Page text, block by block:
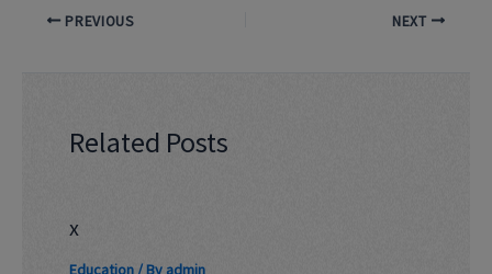
PREVIOUS NEXT
Related Posts
x
Education/ By admin